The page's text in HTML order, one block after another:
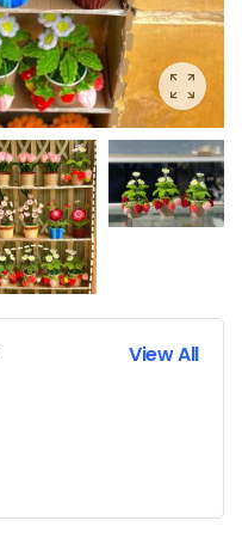
View All